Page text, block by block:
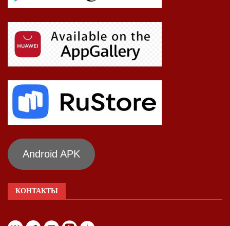
Android APK
КОНТАКТЫ